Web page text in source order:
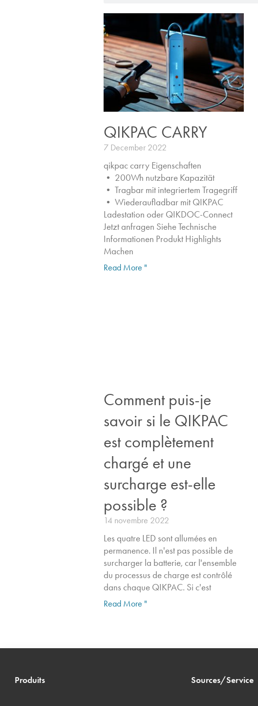
QIKPAC CARRY
7 December 2022
qikpac carry Eigenschaften ​
• 200Wh nutzbare Kapazität
• Tragbar mit integriertem Tragegriff
• Wiederaufladbar mit QIKPAC
Ladestation oder QIKDOC-Connect
Jetzt anfragen​ Siehe Technische
Informationen Produkt Highlights​
Machen
Read More "
Comment puis-je
savoir si le QIKPAC
est complètement
chargé et une
surcharge est-elle
possible ?
14 novembre 2022
Les quatre LED sont allumées en
permanence. Il n'est pas possible de
surcharger la batterie, car l'ensemble
du processus de charge est contrôlé
dans chaque QIKPAC. Si c'est
Read More "
Produits Sources/Service